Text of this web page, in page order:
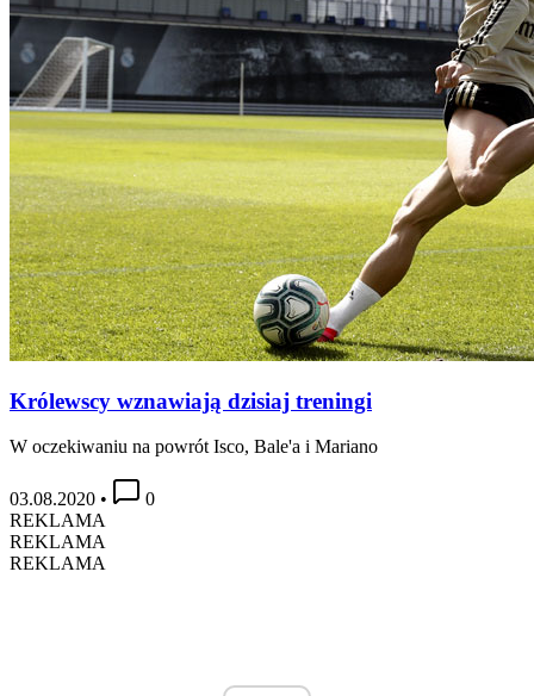
Królewscy wznawiają dzisiaj treningi
W oczekiwaniu na powrót Isco, Bale'a i Mariano
03.08.2020 •
0
REKLAMA
REKLAMA
REKLAMA